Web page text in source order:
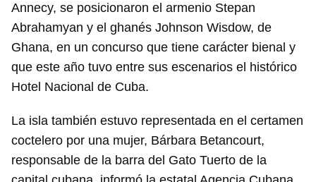
Annecy, se posicionaron el armenio Stepan
Abrahamyan y el ghanés Johnson Wisdow, de
Ghana, en un concurso que tiene carácter bienal y
que este año tuvo entre sus escenarios el histórico
Hotel Nacional de Cuba.
La isla también estuvo representada en el certamen
coctelero por una mujer, Bárbara Betancourt,
responsable de la barra del Gato Tuerto de la